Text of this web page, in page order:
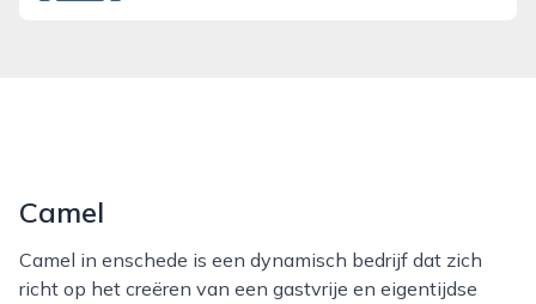
Camel
Camel in enschede is een dynamisch bedrijf dat zich
richt op het creëren van een gastvrije en eigentijdse